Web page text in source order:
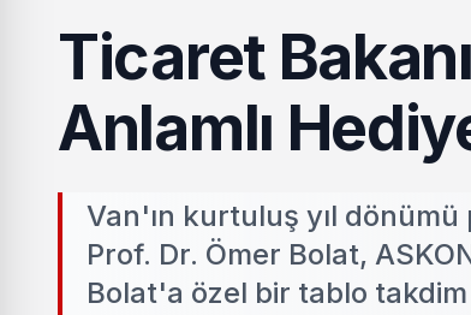
Ticaret
Anlamlı
Van'ın kurtuluş yıl
Prof. Dr. Ömer Bolat,
Bolat'a özel bir tablo